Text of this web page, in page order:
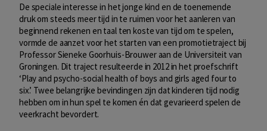
De speciale interesse in het jonge kind en de toenemende
druk om steeds meer tijd in te ruimen voor het aanleren van
beginnend rekenen en taal ten koste van tijd om te spelen,
vormde de aanzet voor het starten van een promotietraject bij
Professor Sieneke Goorhuis-Brouwer aan de Universiteit van
Groningen. Dit traject resulteerde in 2012 in het proefschrift
‘Play and psycho-social health of boys and girls aged four to
six.’ Twee belangrijke bevindingen zijn dat kinderen tijd nodig
hebben om in hun spel te komen én dat gevarieerd spelen de
veerkracht bevordert.